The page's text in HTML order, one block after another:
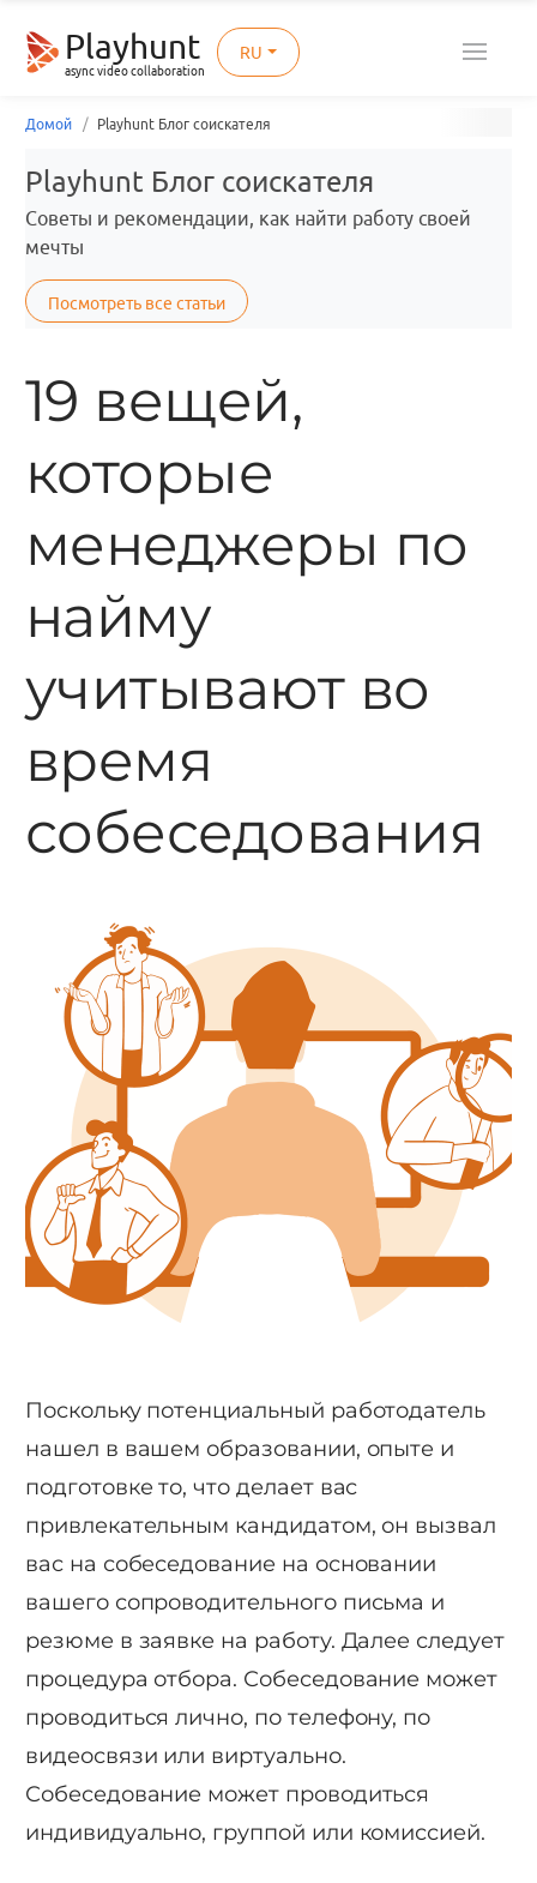
Playhunt
async video collaboration
RU
Домой Playhunt Блог соискателя
Playhunt Блог соискателя
Советы и рекомендации, как найти работу своей
мечты
Посмотреть все статьи
19 вещей,
которые
менеджеры по
найму
учитывают во
время
собеседования
Поскольку потенциальный работодатель
нашел в вашем образовании, опыте и
подготовке то, что делает вас
привлекательным кандидатом, он вызвал
вас на собеседование на основании
вашего сопроводительного письма и
резюме в заявке на работу. Далее следует
процедура отбора. Собеседование может
проводиться лично, по телефону, по
видеосвязи или виртуально.
Собеседование может проводиться
индивидуально, группой или комиссией.